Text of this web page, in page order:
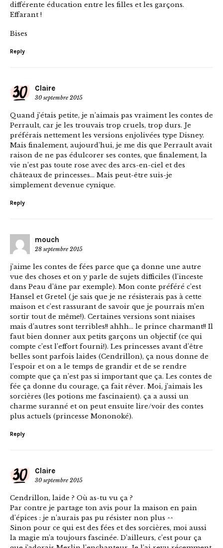
différente éducation entre les filles et les garçons.
Effarant !
Bises
Reply
Claire
30 septembre 2015
Quand j’étais petite, je n’aimais pas vraiment les contes de
Perrault, car je les trouvais trop cruels, trop durs. Je
préférais nettement les versions enjolivées type Disney.
Mais finalement, aujourd’hui, je me dis que Perrault avait
raison de ne pas édulcorer ses contes, que finalement, la
vie n’est pas toute rose avec des arcs-en-ciel et des
châteaux de princesses… Mais peut-être suis-je
simplement devenue cynique.
Reply
mouch
28 septembre 2015
j’aime les contes de fées parce que ça donne une autre
vue des choses et on y parle de sujets difficiles (l’inceste
dans Peau d’âne par exemple). Mon conte préféré c’est
Hansel et Gretel (je sais que je ne résisterais pas à cette
maison et c’est rassurant de savoir que je pourrais m’en
sortir tout de même!). Certaines versions sont niaises
mais d’autres sont terribles!! ahhh… le prince charmant!! Il
faut bien donner aux petits garçons un objectif (ce qui
compte c’est l’effort fourni!). Les princesses avant d’être
belles sont parfois laides (Cendrillon), ça nous donne de
l’espoir et on a le temps de grandir et de se rendre
compte que ça n’est pas si important que ça. Les contes de
fée ça donne du courage, ça fait rêver. Moi, j’aimais les
sorcières (les potions me fascinaient). ça a aussi un
charme suranné et on peut ensuite lire/voir des contes
plus actuels (princesse Mononoké).
Reply
Claire
30 septembre 2015
Cendrillon, laide ? Où as-tu vu ça ?
Par contre je partage ton avis pour la maison en pain
d’épices : je n’aurais pas pu résister non plus ^^
Sinon pour ce qui est des fées et des sorcières, moi aussi
la magie m’a toujours fascinée. D’ailleurs, c’est pour ça